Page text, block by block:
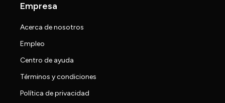
Empresa
Acerca de nosotros
Empleo
Centro de ayuda
Términos y condiciones
Política de privacidad